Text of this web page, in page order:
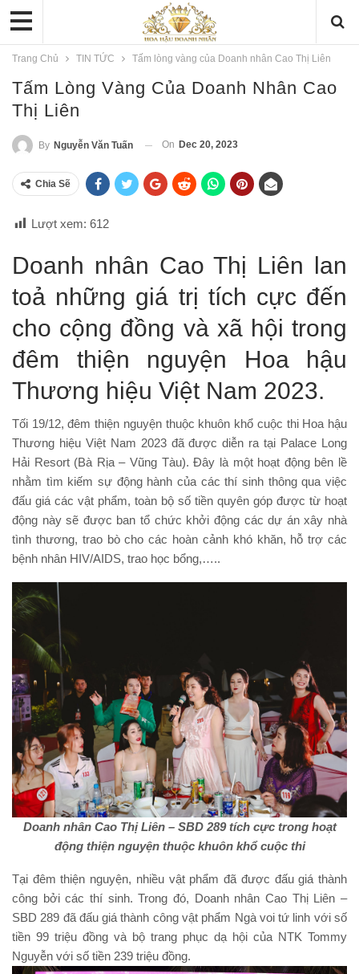
Trang Chủ TIN TỨC Tấm lòng vàng của Doanh nhân Cao Thị Liên
Tấm Lòng Vàng Của Doanh Nhân Cao
Thị Liên
By Nguyễn Văn Tuấn On Dec 20, 2023
Chia Sẽ
Lượt xem: 612
Doanh nhân Cao Thị Liên lan
toả những giá trị tích cực đến
cho cộng đồng và xã hội trong
đêm thiện nguyện Hoa hậu
Thương hiệu Việt Nam 2023.
Tối 19/12, đêm thiện nguyện thuộc khuôn khổ cuộc thi Hoa hậu
Thương hiệu Việt Nam 2023 đã được diễn ra tại Palace Long
Hải Resort (Bà Rịa – Vũng Tàu). Đây là một hoạt động bên lề
nhằm tìm kiếm sự động hành của các thí sinh thông qua việc
đấu giá các vật phẩm, toàn bộ số tiền quyên góp được từ hoạt
động này sẽ được ban tổ chức khởi động các dự án xây nhà
tình thương, trao bò cho các hoàn cảnh khó khăn, hỗ trợ các
bệnh nhân HIV/AIDS, trao học bổng,…..
Doanh nhân Cao Thị Liên – SBD 289 tích cực trong hoạt
động thiện nguyện thuộc khuôn khổ cuộc thi
Tại đêm thiện nguyện, nhiều vật phẩm đã được đấu giá thành
công bởi các thí sinh. Trong đó, Doanh nhân Cao Thị Liên –
SBD 289 đã đấu giá thành công vật phẩm Ngà voi tứ linh với số
tiền 99 triệu đồng và bộ trang phục dạ hội của NTK Tommy
Nguyễn với số tiền 239 triệu đồng.